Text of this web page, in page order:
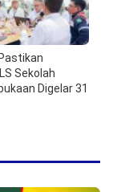
Sekolah
Digelar 31